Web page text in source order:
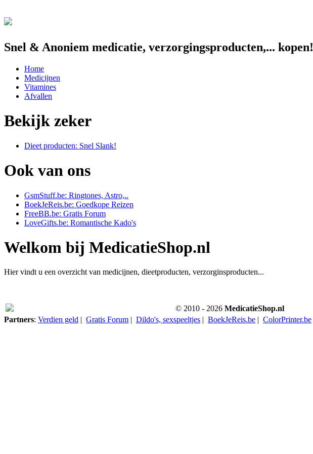
Snel & Anoniem medicatie, verzorgingsproducten,... kopen!
Home
Medicijnen
Vitamines
Afvallen
Bekijk zeker
Dieet producten: Snel Slank!
Ook van ons
GsmStuff.be: Ringtones, Astro,..
BoekJeReis.be: Goedkope Reizen
FreeBB.be: Gratis Forum
LoveGifts.be: Romantische Kado's
Welkom bij MedicatieShop.nl
Hier vindt u een overzicht van medicijnen, dieetproducten, verzorginsproducten...
© 2010 - 2026 MedicatieShop.nl
Partners: Verdien geld | Gratis Forum | Dildo's, sexspeeltjes | BoekJeReis.be | ColorPrinter.be